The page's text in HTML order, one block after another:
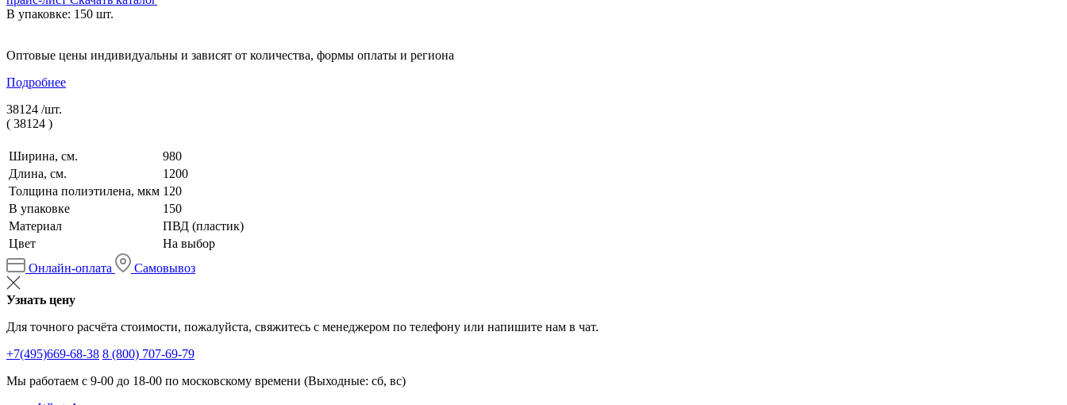
В упаковке: 150 шт.
Оптовые цены индивидуальны и зависят от количества, формы оплаты и региона
Подробнее
38124 /шт.
( 38124 )
Ширина, см.
980
Длина, см.
1200
Толщина полиэтилена, мкм 120
В упаковке
150
Материал
ПВД (пластик)
Цвет
На выбор
Онлайн-оплата
Самовывоз
Узнать цену
Для точного расчёта стоимости, пожалуйста, свяжитесь с менеджером по телефону или напишите нам в чат.
+7(495)669-68-38 8 (800) 707-69-79
Мы работаем с 9-00 до 18-00 по московскому времени (Выходные: сб, вс)